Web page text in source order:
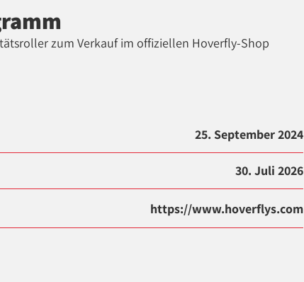
zum Verkauf im offiziellen Hoverfly-Shop
25. September 2024
30. Juli 2026
https://www.hoverflys.com